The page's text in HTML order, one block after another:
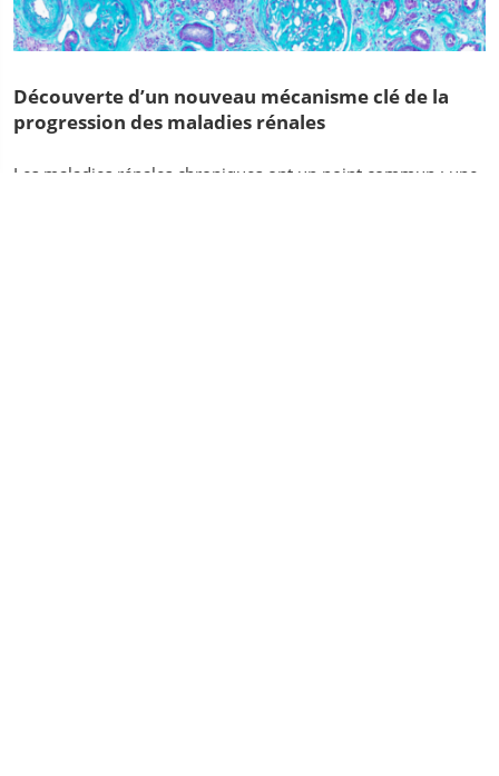
Découverte d’un nouveau mécanisme clé de la
progression des maladies rénales
Les maladies rénales chroniques ont un point commun : une